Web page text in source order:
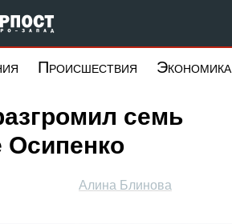
Форпост Северо-Запад
Происшествия Экономика
семь
Осипенко
Алина Блинова